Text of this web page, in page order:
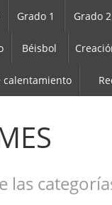
Grado 1 Grado 2
Béisbol
calentamiento
las